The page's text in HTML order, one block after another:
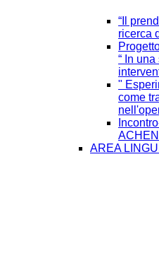
“Il
ricerca
“ In
"
come
AREA